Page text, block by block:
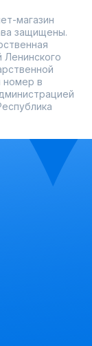
магазин
защищены.
Ленинского
номер в